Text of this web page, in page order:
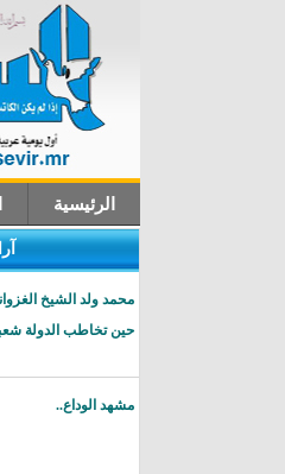
الرئيسية
محمد ولد الشيخ
حين تخاطب الدولة
مشهد الوداع..